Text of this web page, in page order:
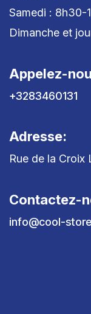
Samedi : 8h30-
Dimanche et
Appelez-
+3283460131
Adresse:
Rue de la
Contactez-
info@cool-